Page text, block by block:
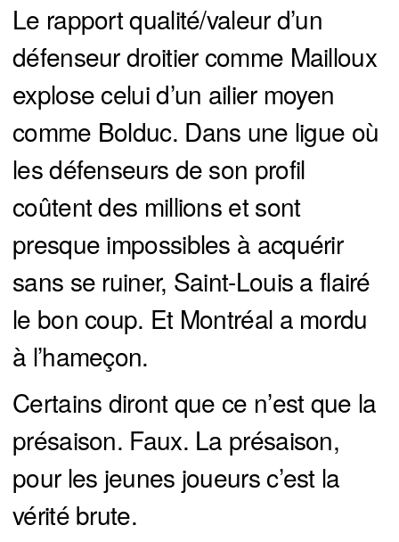
Le rapport qualité/valeur d’un
défenseur droitier comme Mailloux
explose celui d’un ailier moyen
comme Bolduc. Dans une ligue où
les défenseurs de son profil
coûtent des millions et sont
presque impossibles à acquérir
sans se ruiner, Saint-Louis a flairé
le bon coup. Et Montréal a mordu
à l’hameçon.
Certains diront que ce n’est que la
présaison. Faux. La présaison,
pour les jeunes joueurs c’est la
vérité brute.